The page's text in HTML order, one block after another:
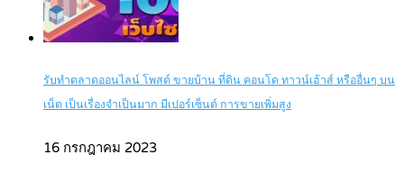
รับทำตลาดออนไลน์ โพสต์ ขายบ้าน ที่ดิน คอนโด ทาวน์เฮ้าส์ หรืออื่นๆ บน
เน็ต เป็นเรื่องจำเป็นมาก มีเปอร์เซ็นต์ การขายเพิ่มสูง
16 กรกฎาคม 2023